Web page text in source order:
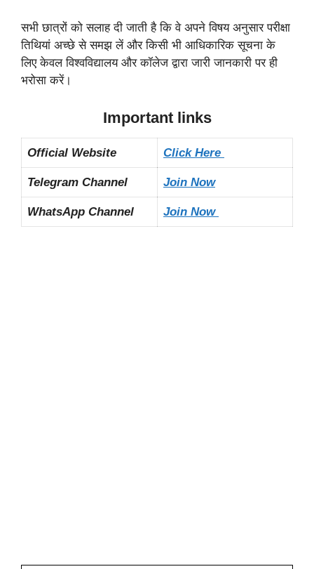
सभी छात्रों को सलाह दी जाती है कि वे अपने विषय अनुसार परीक्षा
तिथियां अच्छे से समझ लें और किसी भी आधिकारिक सूचना के
लिए केवल विश्वविद्यालय और कॉलेज द्वारा जारी जानकारी पर ही
भरोसा करें।
Important links
Official Website Click Here
Telegram Channel Join Now
WhatsApp Channel Join Now